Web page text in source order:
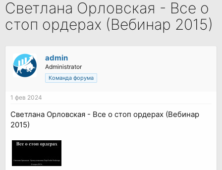
Светлана Орловская - Все о
стоп ордерах (Вебинар 2015)
admin
Administrator
Команда форума
1 фев 2024
Светлана Орловская - Все о стоп ордерах (Вебинар
2015)